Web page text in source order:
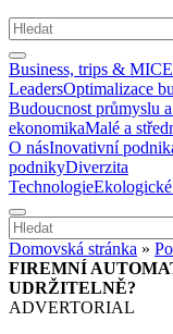
Business, trips & MICE
LeadersOptimalizace
Budoucnost průmyslu
ekonomikaMalé a
O násInovativní
podnikyDiverzita
Technologie
Domovská stránka »
FIREMNÍ
UDRŽITELNĚ?
ADVERTORIAL